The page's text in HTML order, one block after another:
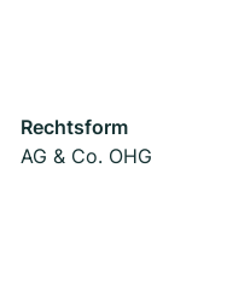
Rechtsform
AG & Co. OHG